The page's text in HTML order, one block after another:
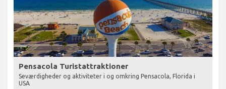
Pensacola Turistattraktioner
Seværdigheder og aktiviteter i og omkring Pensacola, Florida i
USA